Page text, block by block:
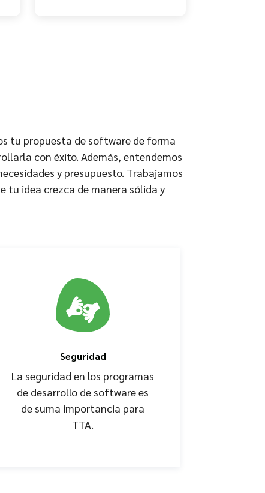
tu propuesta de software de forma
con éxito. Además, entendemos
y presupuesto. Trabajamos
tu idea crezca de manera sólida y
Seguridad
La seguridad en los programas
de desarrollo de software es
de suma importancia para
TTA.